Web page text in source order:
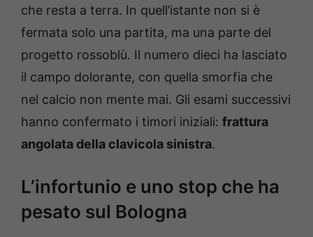
che resta a terra. In quell’istante non si è
fermata solo una partita, ma una parte del
progetto rossoblù. Il numero dieci ha lasciato
il campo dolorante, con quella smorfia che
nel calcio non mente mai. Gli esami successivi
hanno confermato i timori iniziali: frattura
angolata della clavicola sinistra.
L’infortunio e uno stop che ha
pesato sul Bologna